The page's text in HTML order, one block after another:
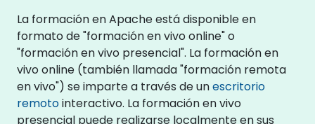
La formación en Apache está disponible en
formato de "formación en vivo online" o
"formación en vivo presencial". La formación en
vivo online (también llamada "formación remota
en vivo") se imparte a través de unescritorio
remotointeractivo. La formación en vivo
presencial puede realizarse localmente en sus